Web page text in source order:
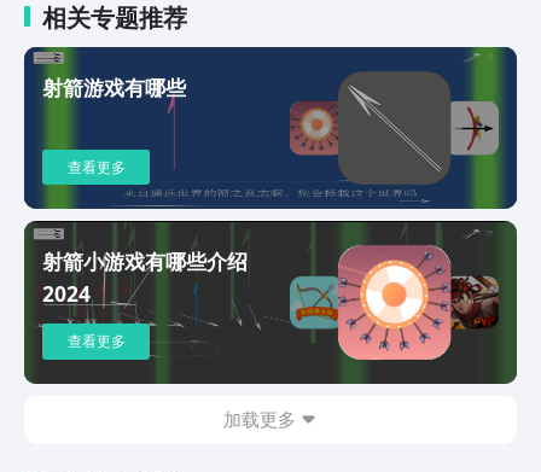
相关专题推荐
射箭游戏有哪些
查看更多
射箭小游戏有哪些介绍
2024
查看更多
加载更多